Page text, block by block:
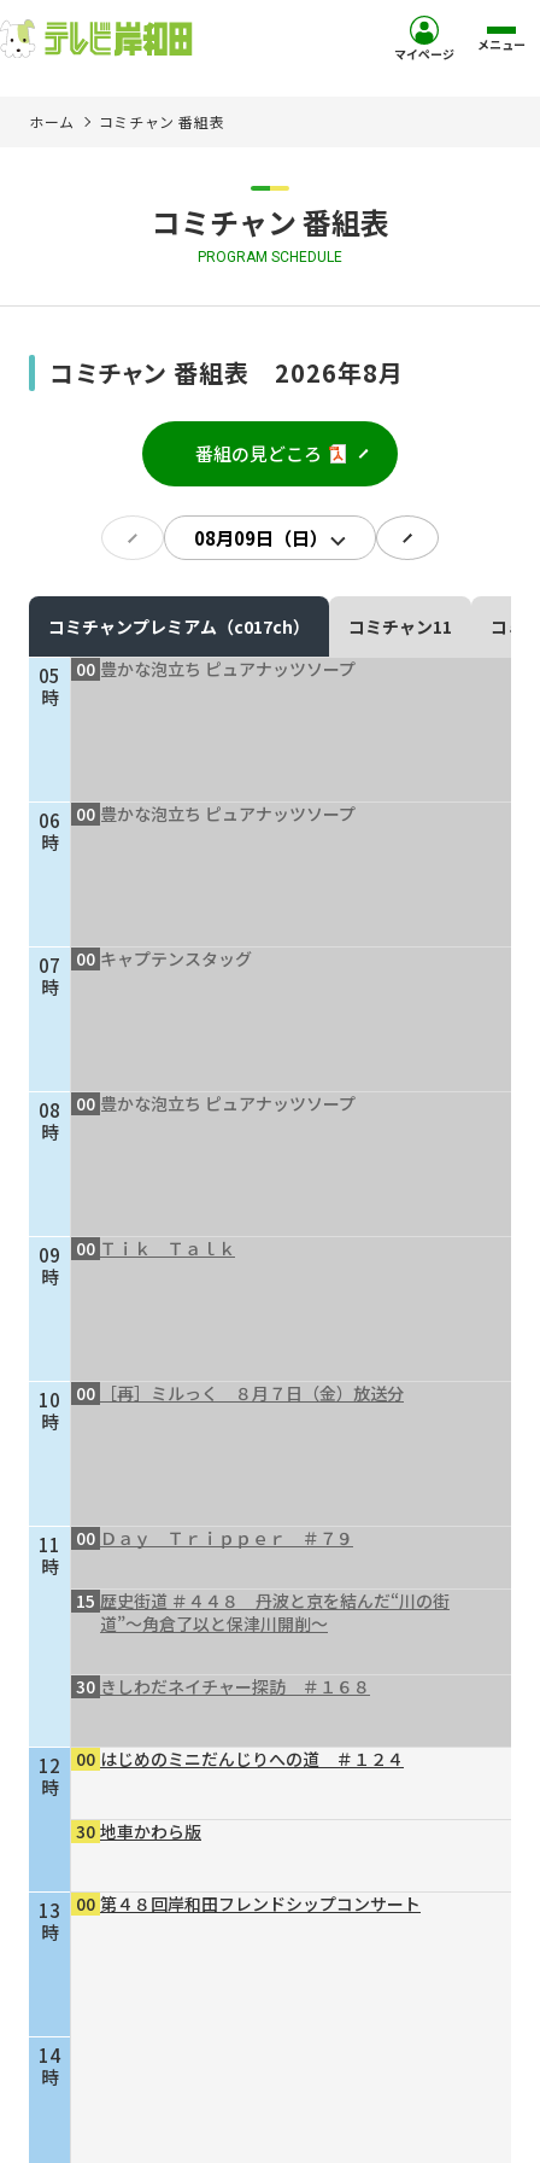
ご加入を検討中の方
現在ご利用中の方
ご加入お申し込み・資
個人情報保護に関する基
本方針
サイトマップ
マイページ メニュー
ホーム コミチャン 番組表
コミチャン 番組表
PROGRAM SCHEDULE
コミチャン 番組表 2026年8月
番組の見どころ
コミチャンプレミアム（c017ch） コミチャン11 コミ
05
時
06
時
07
時
08
時
09
時
10
時
11
時
12
時
13
時
14
時
00 豊かな泡立ち ピュアナッツソープ
00 豊かな泡立ち ピュアナッツソープ
00 キャプテンスタッグ
00 豊かな泡立ち ピュアナッツソープ
00 Ｔｉｋ Ｔａｌｋ
00 ［再］ミルっく ８月７日（金）放送分
00 Ｄａｙ Ｔｒｉｐｐｅｒ ＃７９
15 歴史街道 ＃４４８ 丹波と京を結んだ“川の街
道”～角倉了以と保津川開削～
30 きしわだネイチャー探訪 ＃１６８
00 はじめのミニだんじりへの道 ＃１２４
30 地車かわら版
00 第４８回岸和田フレンドシップコンサート